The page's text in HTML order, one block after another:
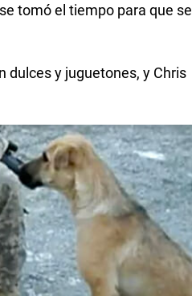
tomó el tiempo para que se
dulces y juguetones, y Chris